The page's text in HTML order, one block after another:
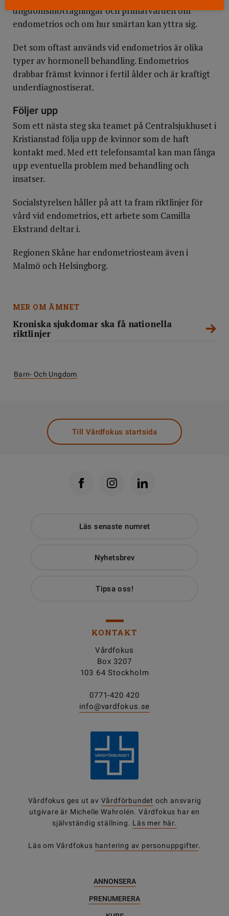
ungdomsmottagningar och primärvården om
endometrios och om hur smärtan kan yttra sig.
Det som oftast används vid endometrios är olika
typer av hormonell behandling. Endometrios
drabbar främst kvinnor i fertil ålder och är kraftigt
underdiagnostiserat.
Följer upp
Som ett nästa steg ska teamet på Centralsjukhuset i
Kristianstad följa upp de kvinnor som de haft
kontakt med. Med ett telefonsamtal kan man fånga
upp eventuella problem med behandling och
insatser.
Socialstyrelsen håller på att ta fram riktlinjer för
vård vid endometrios, ett arbete som Camilla
Ekstrand deltar i.
Regionen Skåne har endometriosteam även i
Malmö och Helsingborg.
MER OM ÄMNET
Kroniska sjukdomar ska få nationella
riktlinjer
Barn- Och Ungdom
Till Vårdfokus startsida
Läs senaste numret
Nyhetsbrev
Tipsa oss!
KONTAKT
Vårdfokus
Box 3207
103 64 Stockholm
0771-420 420
info@vardfokus.se
Vårdfokus ges ut av Vårdförbundet och ansvarig
utgivare är Michelle Wahrolén. Vårdfokus har en
självständig ställning. Läs mer här.
Läs om Vårdfokus hantering av personuppgifter.
ANNONSERA
PRENUMERERA